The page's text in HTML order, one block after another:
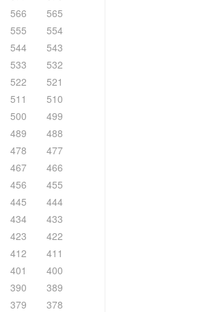
566
565
555
554
544
543
533
532
522
521
511
510
500
499
489
488
478
477
467
466
456
455
445
444
434
433
423
422
412
411
401
400
390
389
379
378